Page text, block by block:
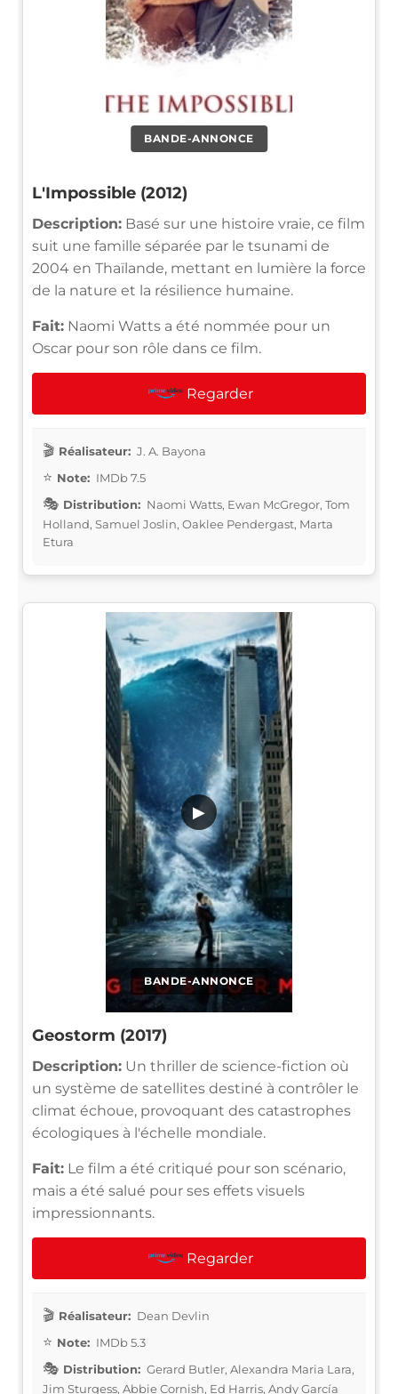
BANDE-ANNONCE
L'Impossible (2012)
Description: Basé sur une histoire vraie, ce film
suit une famille séparée par le tsunami de
2004 en Thaïlande, mettant en lumière la force
de la nature et la résilience humaine.
Fait: Naomi Watts a été nommée pour un
Oscar pour son rôle dans ce film.
Regarder
Réalisateur: J. A. Bayona
Note: IMDb 7.5
Distribution: Naomi Watts, Ewan McGregor, Tom
Holland, Samuel Joslin, Oaklee Pendergast, Marta
Etura
BANDE-ANNONCE
▶
Geostorm (2017)
Description: Un thriller de science-fiction où
un système de satellites destiné à contrôler le
climat échoue, provoquant des catastrophes
écologiques à l'échelle mondiale.
Fait: Le film a été critiqué pour son scénario,
mais a été salué pour ses effets visuels
impressionnants.
Regarder
Réalisateur: Dean Devlin
Note: IMDb 5.3
Distribution: Gerard Butler, Alexandra Maria Lara,
Jim Sturgess, Abbie Cornish, Ed Harris, Andy García